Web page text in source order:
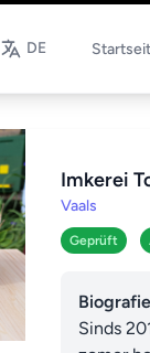
DE
Imkerei
Vaals
Geprüft
Sinds